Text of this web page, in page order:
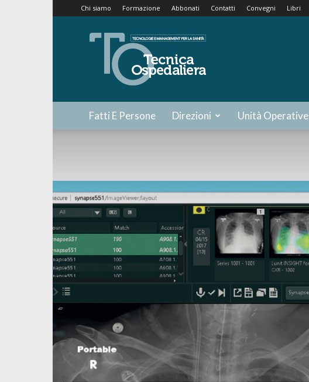
Chi siamo Formazione Abbonati Contatti Convegni Libri
Tecnica
Ospedaliera
Fatti E Persone Direzioni Unità Operative